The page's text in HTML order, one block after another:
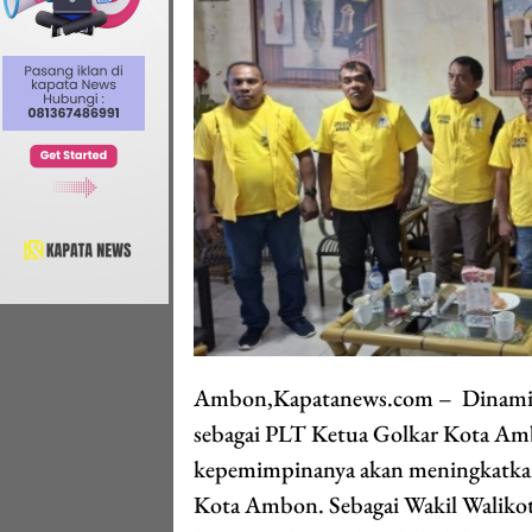
Ambon,Kapatanews.com –
sebagai PLT Ketua Golkar Kota
kepemimpinanya akan
Kota Ambon. Sebagai Wakil